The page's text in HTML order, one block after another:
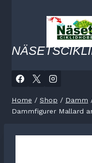
Home / Shop / Damm
Dammfigurer Mallard